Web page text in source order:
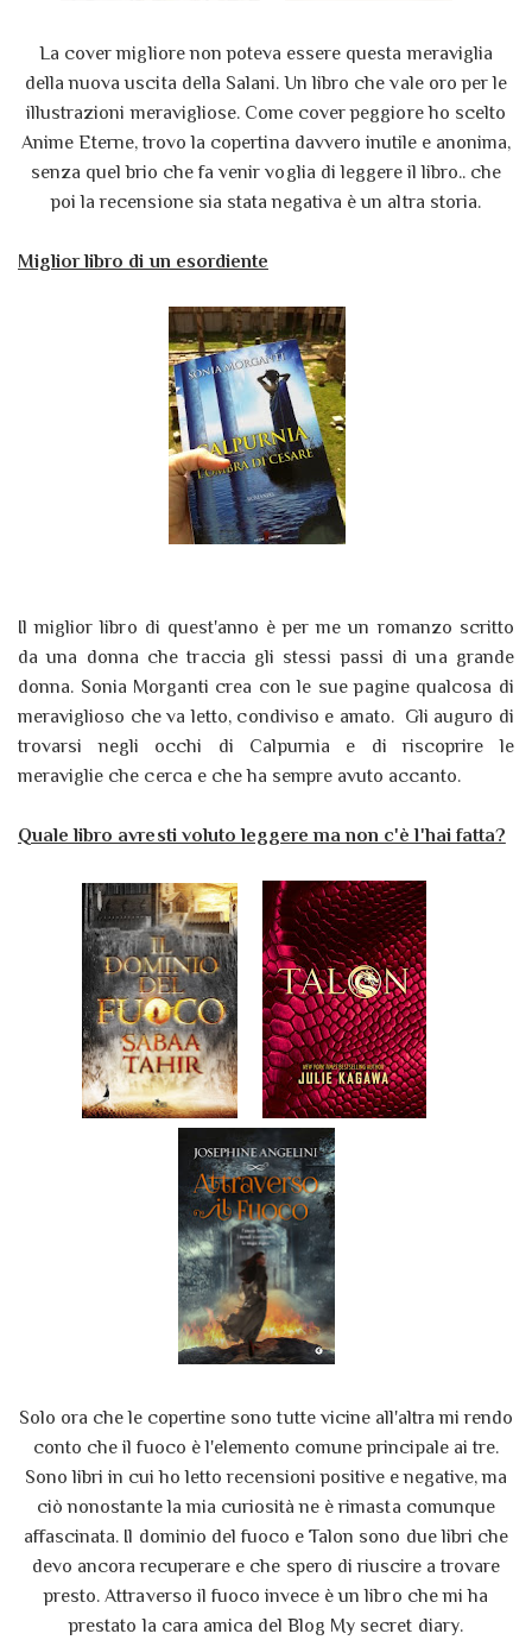
La cover migliore non poteva essere questa meraviglia
della nuova uscita della Salani. Un libro che vale oro per le
illustrazioni meravigliose. Come cover peggiore ho scelto
Anime Eterne, trovo la copertina davvero inutile e anonima,
senza quel brio che fa venir voglia di leggere il libro.. che
poi la recensione sia stata negativa è un altra storia.
Miglior libro di un esordiente
Il miglior libro di quest'anno è per me un romanzo scritto
da una donna che traccia gli stessi passi di una grande
donna. Sonia Morganti crea con le sue pagine qualcosa di
meraviglioso che va letto, condiviso e amato. Gli auguro di
trovarsi negli occhi di Calpurnia e di riscoprire le
meraviglie che cerca e che ha sempre avuto accanto.
Quale libro avresti voluto leggere ma non c'è l'hai fatta?
Solo ora che le copertine sono tutte vicine all'altra mi rendo
conto che il fuoco è l'elemento comune principale ai tre.
Sono libri in cui ho letto recensioni positive e negative, ma
ciò nonostante la mia curiosità ne è rimasta comunque
affascinata. Il dominio del fuoco e Talon sono due libri che
devo ancora recuperare e che spero di riuscire a trovare
presto. Attraverso il fuoco invece è un libro che mi ha
prestato la cara amica del Blog My secret diary.